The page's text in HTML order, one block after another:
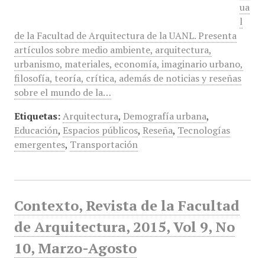
ua
l
de la Facultad de Arquitectura de la UANL. Presenta
artículos sobre medio ambiente, arquitectura,
urbanismo, materiales, economía, imaginario urbano,
filosofía, teoría, crítica, además de noticias y reseñas
sobre el mundo de la…
Etiquetas: Arquitectura, Demografía urbana,
Educación, Espacios públicos, Reseña, Tecnologías
emergentes, Transportación
Contexto, Revista de la Facultad
de Arquitectura, 2015, Vol 9, No
10, Marzo-Agosto